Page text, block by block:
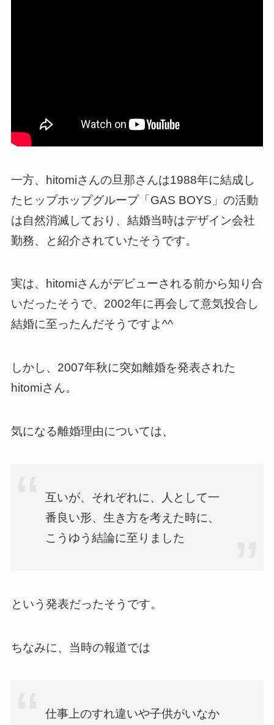
一方、hitomiさんの旦那さんは1988年に結成し
たヒップホップグループ「GAS BOYS」の活動
は自然消滅しており、結婚当時はデザイン会社
勤務、と紹介されていたそうです。
実は、hitomiさんがデビューされる前から知り合
いだったそうで、2002年に再会して意気投合し
結婚に至ったんだそうですよ^^
しかし、2007年秋に突如離婚を発表された
hitomiさん。
気になる離婚理由については、
互いが、それぞれに、人として一
番良い形、生き方を考えた時に、
こうゆう結論に至りました
という発表だったそうです。
ちなみに、当時の報道では
仕事上のすれ違いや子供がいなか